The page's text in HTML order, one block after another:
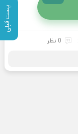
پست قبلی
0 نظر